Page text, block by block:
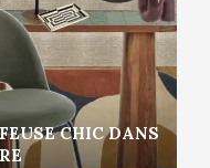
CHIC DANS